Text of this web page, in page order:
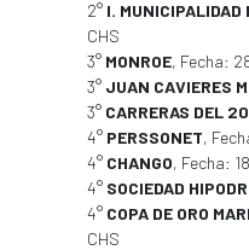
2° I. MUNICIPALIDAD
CHS
3° MONROE, Fecha:
3° JUAN CAVIERES
3° CARRERAS DEL 20
4° PERSSONET,
4° CHANGO, Fecha:
4° SOCIEDAD
4° COPA DE ORO
CHS